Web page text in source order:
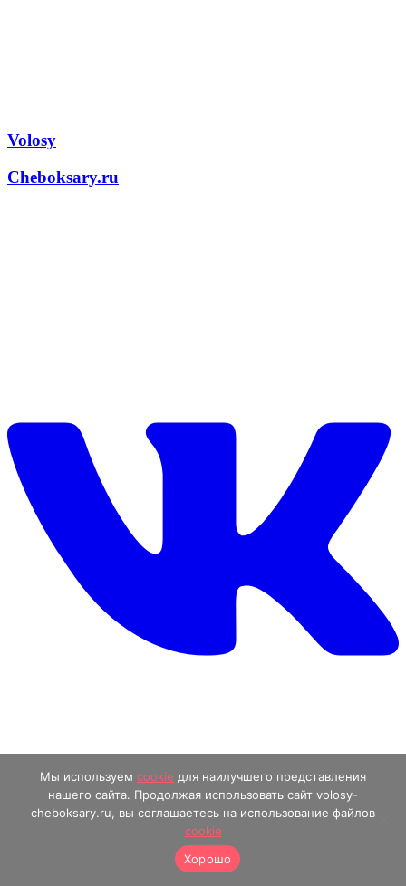
Volosy
Cheboksary.ru
Мы используем cookie для наилучшего представления
нашего сайта. Продолжая использовать сайт volosy-
cheboksary.ru, вы соглашаетесь на использование файлов
cookie
Хорошо